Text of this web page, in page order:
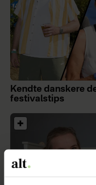
Kendte danskere
festivalstips